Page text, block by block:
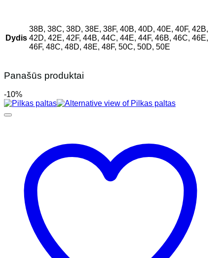
Dydis
38B, 38C, 38D, 38E, 38F, 40B, 40D, 40E, 40F, 42B,
42D, 42E, 42F, 44B, 44C, 44E, 44F, 46B, 46C, 46E,
46F, 48C, 48D, 48E, 48F, 50C, 50D, 50E
Panašūs produktai
-10%